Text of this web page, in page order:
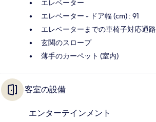
エレベーター
エレベーター - ドア幅 (cm) : 91
エレベーターまでの車椅子対応通路
玄関のスロープ
薄手のカーペット (室内)
客室の設備
エンターテインメント